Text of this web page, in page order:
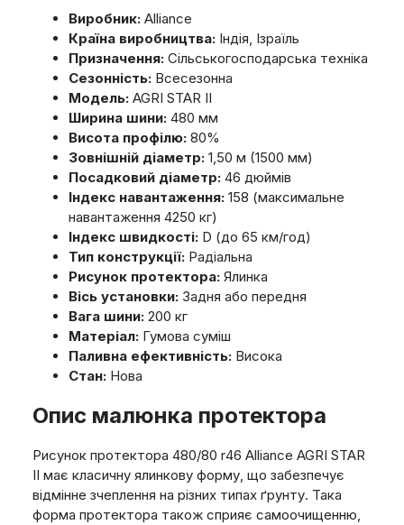
Виробник:Alliance
Країна виробництва:Індія, Ізраїль
Призначення:Сільськогосподарська техніка
Сезонність:Всесезонна
Модель:AGRI STAR II
Ширина шини:480 мм
Висота профілю:80%
Зовнішній діаметр:1,50 м (1500 мм)
Посадковий діаметр:46 дюймів
Індекс навантаження:158 (максимальне
навантаження 4250 кг)
Індекс швидкості:D (до 65 км/год)
Тип конструкції:Радіальна
Рисунок протектора:Ялинка
Вісь установки:Задня або передня
Вага шини:200 кг
Матеріал:Гумова суміш
Паливна ефективність:Висока
Стан:Нова
Опис малюнка протектора
Рисунок протектора 480/80 r46 Alliance AGRI STAR
II має класичну ялинкову форму, що забезпечує
відмінне зчеплення на різних типах ґрунту. Така
форма протектора також сприяє самоочищенню,